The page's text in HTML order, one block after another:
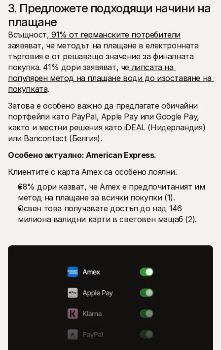
3. Предложете подходящи начини на
плащане
Всъщност, 91% от германските потребители
заявяват, че методът на плащане в електронната
търговия е от решаващо значение за финалната
покупка. 41% дори заявяват, че липсата на
популярен метод на плащане води до изоставяне на
покупката.
Затова е особено важно да предлагате обичайни
портфейли като PayPal, Apple Pay или Google Pay,
както и местни решения като iDEAL (Нидерландия)
или Bancontact (Белгия).
Особено актуално: American Express.
Клиентите с карта Amex са особено лоялни.
68% дори казват, че Amex е предпочитаният им
метод на плащане за всички покупки (1).
Освен това получавате достъп до над 146
милиона валидни карти в световен мащаб (2).